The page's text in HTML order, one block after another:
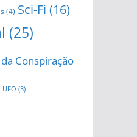
(4) Sci-Fi (16)
(25)
Conspiração
UFO (3)